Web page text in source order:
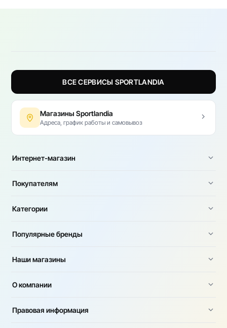
ВСЕ СЕРВИСЫ SPORTLANDIA
Магазины Sportlandia
Адреса, график работы и самовывоз
Интернет-магазин
Покупателям
Категории
Популярные бренды
Наши магазины
О компании
Правовая информация